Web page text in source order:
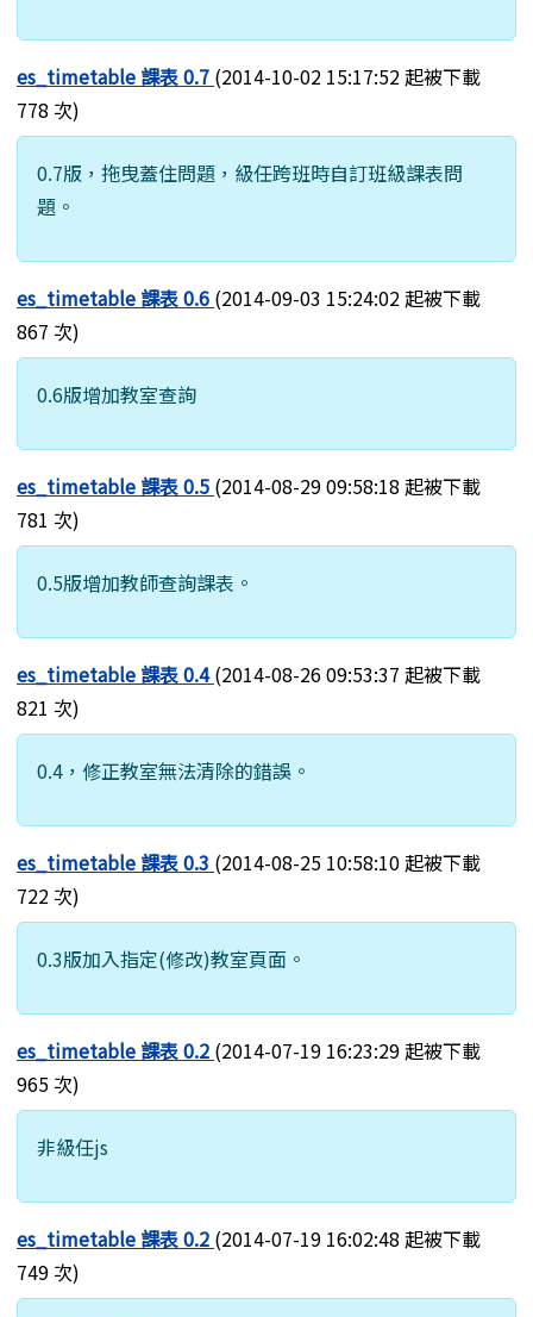
es_timetable 課表 0.7 (2014-10-02 15:17:52 起被下載
778 次)
0.7版，拖曳蓋住問題，級任跨班時自訂班級課表問
題。
es_timetable 課表 0.6 (2014-09-03 15:24:02 起被下載
867 次)
0.6版增加教室查詢
es_timetable 課表 0.5 (2014-08-29 09:58:18 起被下載
781 次)
0.5版增加教師查詢課表。
es_timetable 課表 0.4(2014-08-26 09:53:37 起被下載
821 次)
0.4，修正教室無法清除的錯誤。
es_timetable 課表 0.3 (2014-08-25 10:58:10 起被下載
722 次)
0.3版加入指定(修改)教室頁面。
es_timetable 課表 0.2 (2014-07-19 16:23:29 起被下載
965 次)
非級任js
es_timetable 課表 0.2 (2014-07-19 16:02:48 起被下載
749 次)